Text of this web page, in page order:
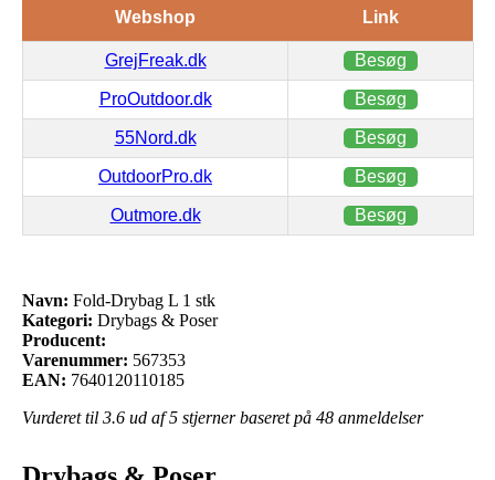
Webshop Link
GrejFreak.dk Besøg
ProOutdoor.dk Besøg
55Nord.dk Besøg
OutdoorPro.dk Besøg
Outmore.dk Besøg
Navn: Fold-Drybag L 1 stk
Kategori: Drybags & Poser
Producent:
Varenummer: 567353
EAN: 7640120110185
Vurderet til 3.6 ud af 5 stjerner baseret på 48 anmeldelser